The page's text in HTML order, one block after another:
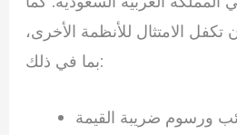
الامتثال للأنظمة الأخرى،
بما في ذلك:
ورسوم ضريبة القيمة